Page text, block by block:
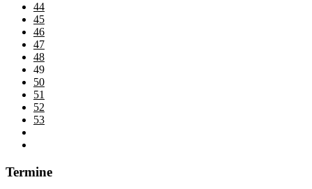
44
45
46
47
48
49
50
51
52
53
Termine